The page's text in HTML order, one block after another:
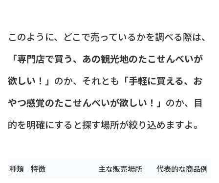
このように、どこで売っているかを調べる際は、
「専門店で買う、あの観光地のたこせんべいが
欲しい！」 のか、それとも 「手軽に買える、お
やつ感覚のたこせんべいが欲しい！」 のか、目
的を明確にすると探す場所が絞り込めますよ。
種類 特徴 主な販売場所
代表的な商品例